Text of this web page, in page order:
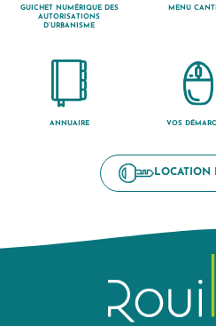
GUICHET NUMÉRIQUE DES
AUTORISATIONS
D’URBANISME
MENU
ANNUAIRE VOS
LOCATION